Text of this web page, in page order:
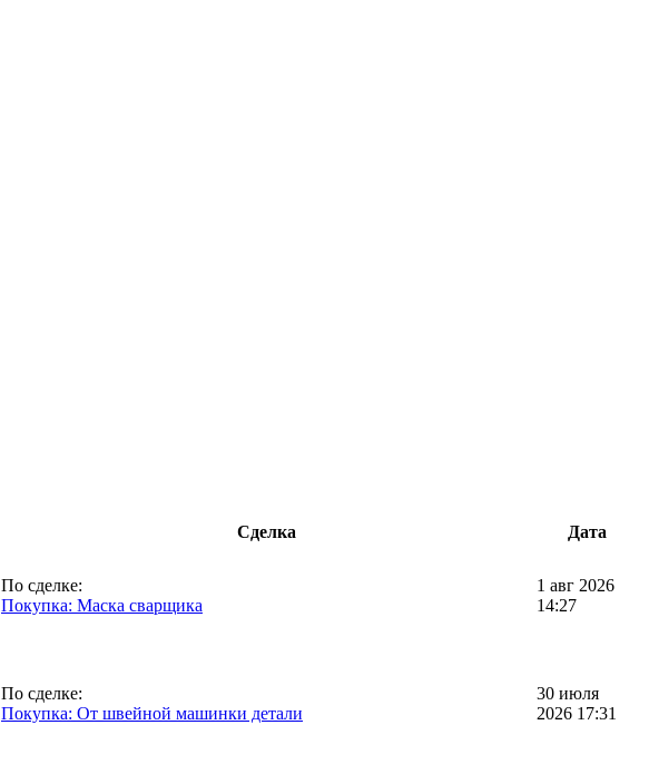
Сделка Дата
По сделке:
Покупка: Маска сварщика
1 авг 2026
14:27
По сделке:
Покупка: От швейной машинки детали
30 июля
2026 17:31